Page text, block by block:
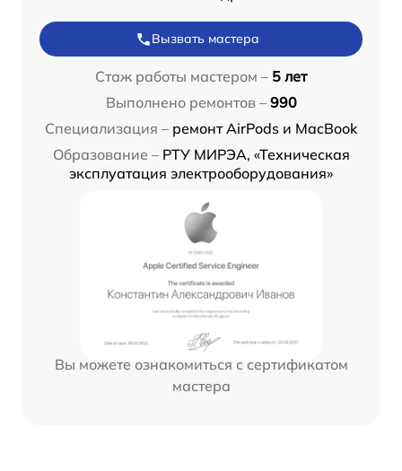
Вызвать мастера
Стаж работы мастером – 5 лет
Выполнено ремонтов – 990
Специализация – ремонт AirPods и MacBook
Образование – РТУ МИРЭА, «Техническая
эксплуатация электрооборудования»
Вы можете ознакомиться с сертификатом
мастера